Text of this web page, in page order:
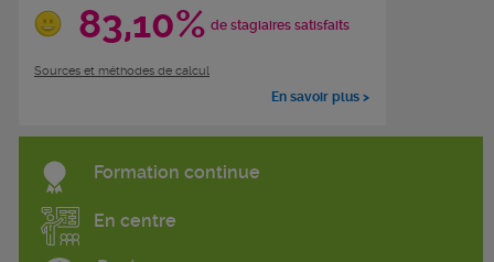
83,10% de stagiaires satisfaits
Sources et méthodes de calcul
En savoir plus >
Formation continue
En centre